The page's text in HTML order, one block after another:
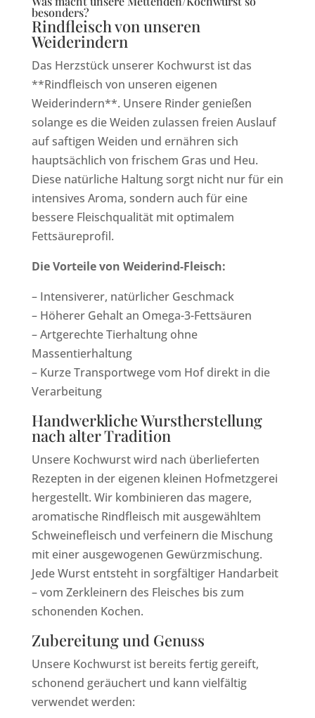
besonders?
Rindfleisch von unseren
Weiderindern
Das Herzstück unserer Kochwurst ist das
**Rindfleisch von unseren eigenen
Weiderindern**. Unsere Rinder genießen
solange es die Weiden zulassen freien Auslauf
auf saftigen Weiden und ernähren sich
hauptsächlich von frischem Gras und Heu.
Diese natürliche Haltung sorgt nicht nur für ein
intensives Aroma, sondern auch für eine
bessere Fleischqualität mit optimalem
Fettsäureprofil.
Die Vorteile von Weiderind-Fleisch:
– Intensiverer, natürlicher Geschmack
– Höherer Gehalt an Omega-3-Fettsäuren
– Artgerechte Tierhaltung ohne
Massentierhaltung
– Kurze Transportwege vom Hof direkt in die
Verarbeitung
Handwerkliche Wurstherstellung
nach alter Tradition
Unsere Kochwurst wird nach überlieferten
Rezepten in der eigenen kleinen Hofmetzgerei
hergestellt. Wir kombinieren das magere,
aromatische Rindfleisch mit ausgewähltem
Schweinefleisch und verfeinern die Mischung
mit einer ausgewogenen Gewürzmischung.
Jede Wurst entsteht in sorgfältiger Handarbeit
– vom Zerkleinern des Fleisches bis zum
schonenden Kochen.
Zubereitung und Genuss
Unsere Kochwurst ist bereits fertig gereift,
schonend geräuchert und kann vielfältig
verwendet werden: